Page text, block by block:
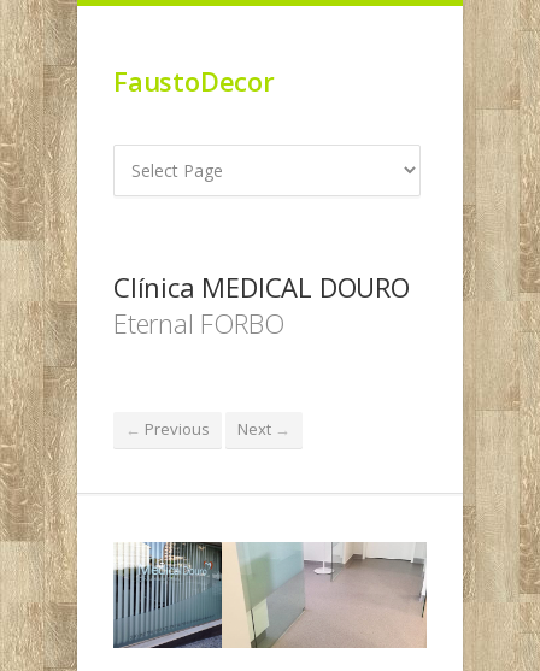
FaustoDecor
Clínica MEDICAL DOURO
Eternal FORBO
← Previous Next →